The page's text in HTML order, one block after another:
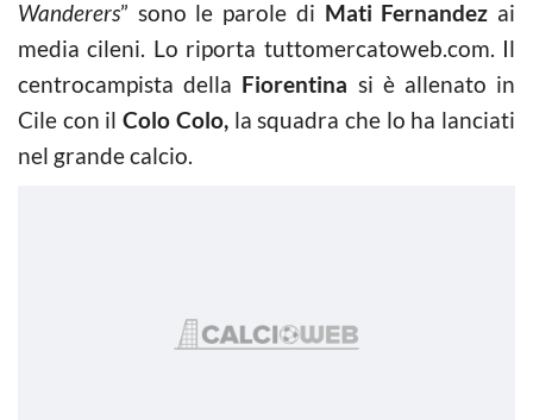
Wanderers” sono le parole di Mati Fernandez ai
media cileni. Lo riporta tuttomercatoweb.com. Il
centrocampista della Fiorentina si è allenato in
Cile con ilColo Colo,la squadra che lo ha lanciati
nel grande calcio.